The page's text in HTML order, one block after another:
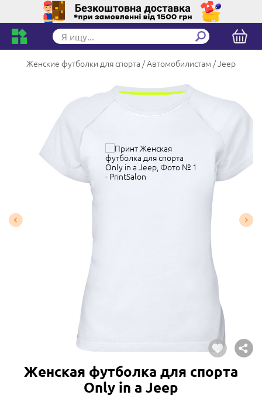
Женские футболки для спорта Автомобилистам Jeep
Женская футболка для спорта
Only in a Jeep